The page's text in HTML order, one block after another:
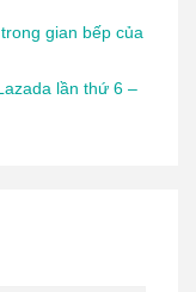
gian bếp của
lần thứ 6 –